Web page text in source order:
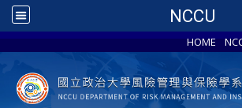
NCCU
HOME